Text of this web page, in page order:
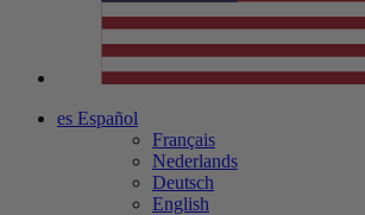
es Español
Français
Nederlands
Deutsch
English